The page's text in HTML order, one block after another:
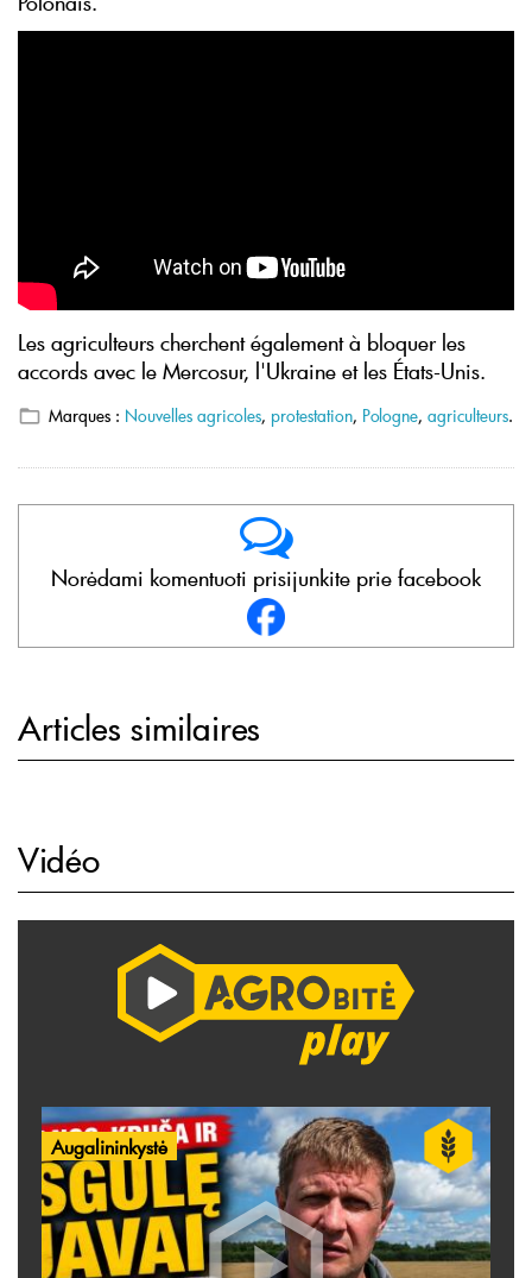
Les agriculteurs cherchent également à bloquer les
accords avec le Mercosur, l'Ukraine et les États-Unis.
Marques : Nouvelles agricoles, protestation, Pologne, agriculteurs.
Norėdami komentuoti prisijunkite prie facebook
Articles similaires
Vidéo
Augalininkystė